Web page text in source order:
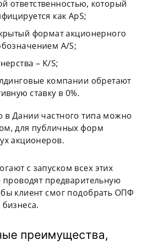
ответственностью, который
как ApS;
формат акционерного
A/S;
– K/S;
компании обретают
ставку в 0%.
в Дании частного типа можно
для публичных форм
акционеров.
с запуском всех этих
проводят предварительную
клиент смог подобрать ОПФ
преимущества,